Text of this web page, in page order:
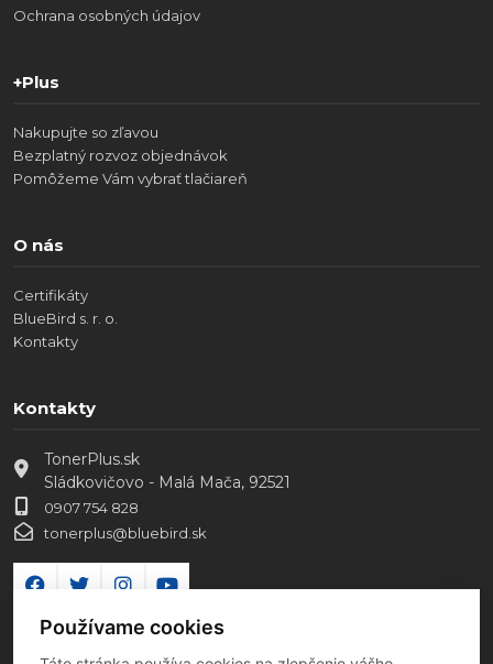
Ochrana osobných údajov
+Plus
Nakupujte so zľavou
Bezplatný rozvoz objednávok
Pomôžeme Vám vybrať tlačiareň
O nás
Certifikáty
BlueBird s. r. o.
Kontakty
Kontakty
TonerPlus.sk
Sládkovičovo - Malá Mača, 92521
0907 754 828
tonerplus@bluebird.sk
Používame cookies